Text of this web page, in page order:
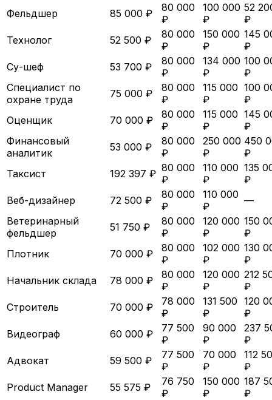
Фельдшер
85 000 ₽
80 000
₽
100 000
₽
52
₽
Технолог
52 500 ₽
80 000
₽
150 000
₽
145
₽
Су-шеф
53 700 ₽
80 000
₽
134 000
₽
100
₽
Специалист по
охране труда
75 000 ₽
80 000
₽
115 000
₽
100
₽
Оценщик
70 000 ₽
80 000
₽
115 000
₽
145
₽
Финансовый
аналитик
53 000 ₽
80 000
₽
250 000
₽
450
₽
Таксист
192 397 ₽ 80 000
₽
110 000
₽
135
₽
Веб-дизайнер
72 500 ₽
80 000
₽
110 000
₽
—
Ветеринарный
фельдшер
51 750 ₽
80 000
₽
120 000
₽
150
₽
Плотник
70 000 ₽
80 000
₽
102 000
₽
130
₽
Начальник склада
78 000 ₽
80 000
₽
120 000
₽
212
₽
Строитель
70 000 ₽
78 000
₽
131 500
₽
120
₽
Видеограф
60 000 ₽
77 500
₽
90 000
₽
237
₽
Адвокат
59 500 ₽
77 500
₽
70 000
₽
112
₽
Product Manager
55 575 ₽
76 750
₽
150 000
₽
187
₽